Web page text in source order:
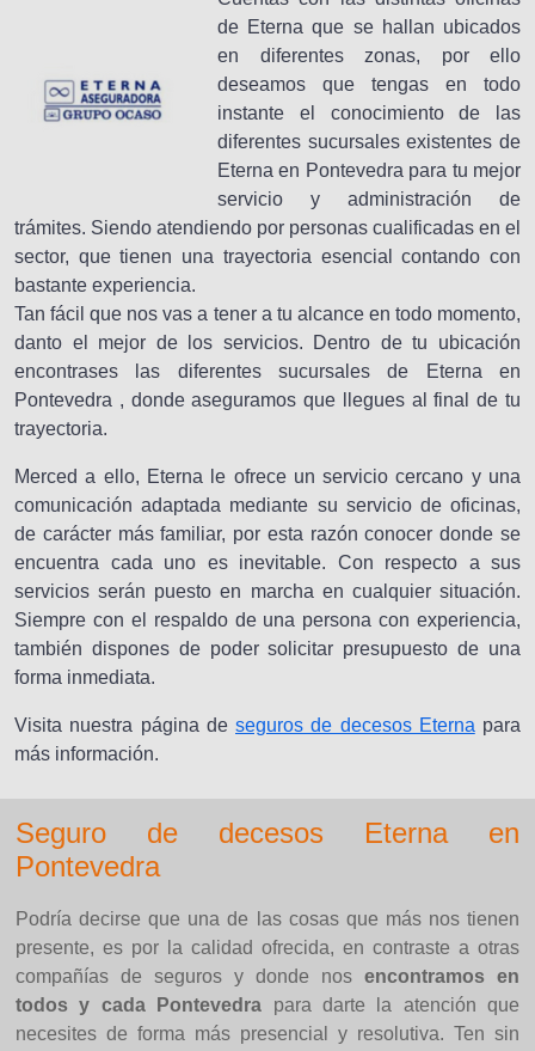
de Eterna que se hallan ubicados
en diferentes zonas, por ello
deseamos que tengas en todo
instante el conocimiento de las
diferentes sucursales existentes de
Eterna en Pontevedra para tu mejor
servicio y administración de
trámites. Siendo atendiendo por personas cualificadas en el
sector, que tienen una trayectoria esencial contando con
bastante experiencia.
Tan fácil que nos vas a tener a tu alcance en todo momento,
danto el mejor de los servicios. Dentro de tu ubicación
encontrases las diferentes sucursales de Eterna en
Pontevedra , donde aseguramos que llegues al final de tu
trayectoria.
Merced a ello, Eterna le ofrece un servicio cercano y una
comunicación adaptada mediante su servicio de oficinas,
de carácter más familiar, por esta razón conocer donde se
encuentra cada uno es inevitable. Con respecto a sus
servicios serán puesto en marcha en cualquier situación.
Siempre con el respaldo de una persona con experiencia,
también dispones de poder solicitar presupuesto de una
forma inmediata.
Visita nuestra página de seguros de decesos Eterna para
más información.
Seguro de decesos Eterna en
Pontevedra
Podría decirse que una de las cosas que más nos tienen
presente, es por la calidad ofrecida, en contraste a otras
compañías de seguros y donde nos encontramos en
todos y cada Pontevedra para darte la atención que
necesites de forma más presencial y resolutiva. Ten sin